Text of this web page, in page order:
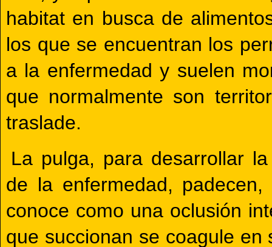
habitat en busca de
los que se encuentran los
a la enfermedad y suelen
que normalmente son
traslade.
La pulga, para desarrollar
de la enfermedad,
conoce como una oclusión
que succionan se coagule